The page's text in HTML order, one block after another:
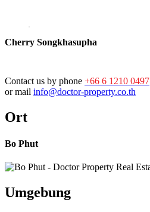
Cherry Songkhasupha
Contact us by phone +66 6 1210 0497
or mail info@doctor-property.co.th
Ort
Bo Phut
Umgebung